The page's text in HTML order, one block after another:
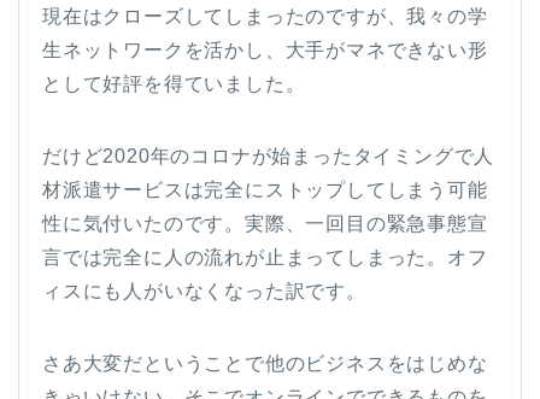
現在はクローズしてしまったのですが、我々の学
生ネットワークを活かし、大手がマネできない形
として好評を得ていました。
だけど2020年のコロナが始まったタイミングで人
材派遣サービスは完全にストップしてしまう可能
性に気付いたのです。実際、一回目の緊急事態宣
言では完全に人の流れが止まってしまった。オフ
ィスにも人がいなくなった訳です。
さあ大変だということで他のビジネスをはじめな